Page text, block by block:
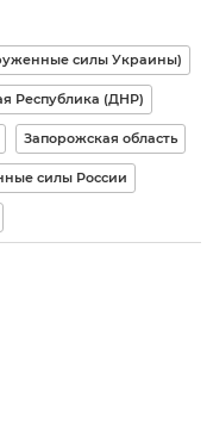
силы Украины)
Республика (ДНР)
Запорожская область
силы России